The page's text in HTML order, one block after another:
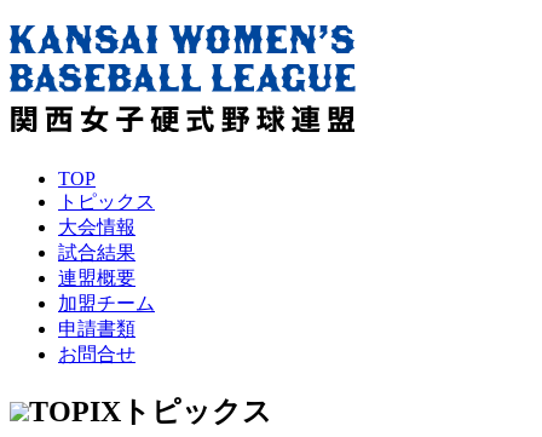
TOP
トピックス
大会情報
試合結果
連盟概要
加盟チーム
申請書類
お問合せ
TOPIX トピックス